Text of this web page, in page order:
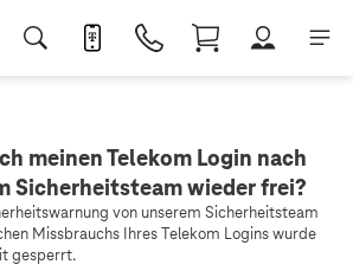
meinen Telekom Login nach
Sicherheitsteam wieder frei?
von unserem Sicherheitsteam
Missbrauchs Ihres Telekom Logins wurde
gesperrt.